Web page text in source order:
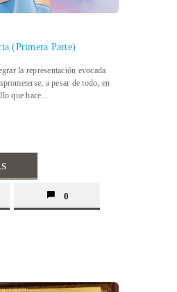
(Primera Parte)
la representación evocada
a pesar de todo, en
que hace...
0